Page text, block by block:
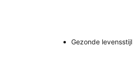
Gezonde levensstijl